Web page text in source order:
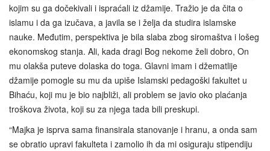
kojim su ga dočekivali i ispraćali iz džamije. Tražio je da čita o
islamu i da ga izučava, a javila se i želja da studira islamske
nauke. Međutim, perspektiva je bila slaba zbog siromaštva i lošeg
ekonomskog stanja. Ali, kada dragi Bog nekome želi dobro, On
mu olakša puteve dolaska do toga. Glavni imam i džematlije
džamije pomogle su mu da upiše Islamski pedagoški fakultet u
Bihaću, koji mu je bio najbliži, ali problem se javio oko plaćanja
troškova života, koji su za njega tada bili preskupi.
“Majka je isprva sama finansirala stanovanje i hranu, a onda sam
se obratio upravi fakulteta i zamolio ih da mi osiguraju stipendiju